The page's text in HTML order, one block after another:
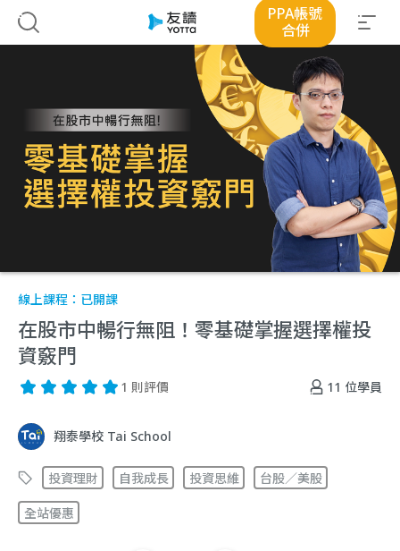
PPA帳號
合併
線上課程： 已開課
在股市中暢行無阻！零基礎掌握選擇權投
資竅門
11 位學員
1 則評價
翔泰學校 Tai School
投資理財 自我成長 投資思維 台股／美股
全站優惠